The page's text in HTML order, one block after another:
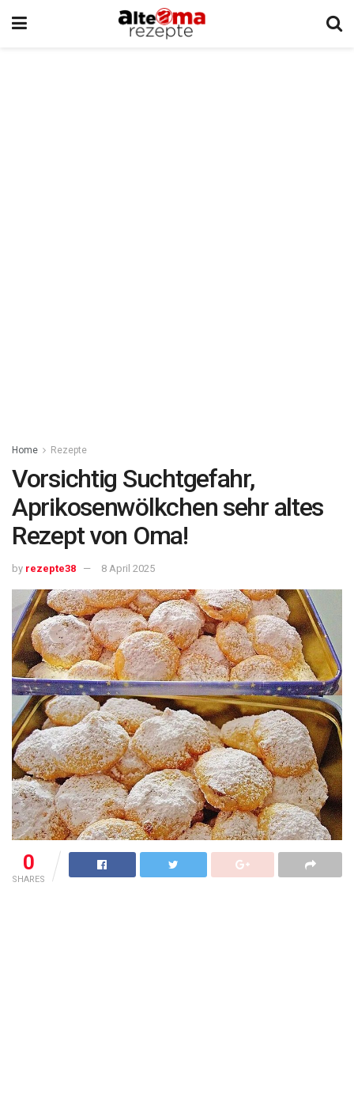
Home Rezepte
Vorsichtig Suchtgefahr,
Aprikosenwölkchen sehr altes
Rezept von Oma!
by rezepte38 8 April 2025
0
SHARES